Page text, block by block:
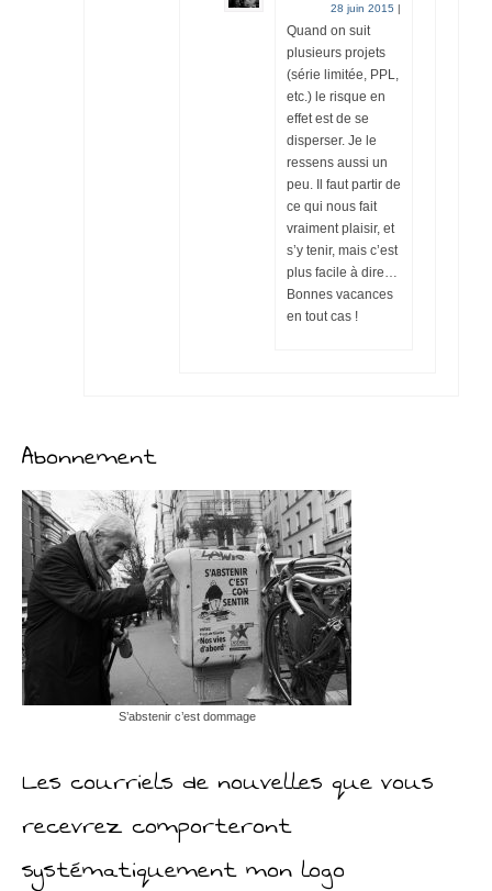
28 juin 2015 |
Quand on suit
plusieurs projets
(série limitée, PPL,
etc.) le risque en
effet est de se
disperser. Je le
ressens aussi un
peu. Il faut partir de
ce qui nous fait
vraiment plaisir, et
s’y tenir, mais c’est
plus facile à dire…
Bonnes vacances
en tout cas !
Abonnement
S’abstenir c’est dommage
Les courriels de nouvelles que vous
recevrez comporteront
systématiquement mon logo